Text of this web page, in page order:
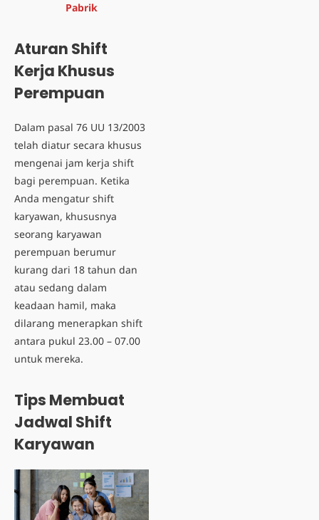
Pabrik
Aturan Shift
Kerja Khusus
Perempuan
Dalam pasal 76 UU 13/2003
telah diatur secara khusus
mengenai jam kerja shift
bagi perempuan. Ketika
Anda mengatur shift
karyawan, khususnya
seorang karyawan
perempuan berumur
kurang dari 18 tahun dan
atau sedang dalam
keadaan hamil, maka
dilarang menerapkan shift
antara pukul 23.00 – 07.00
untuk mereka.
Tips Membuat
Jadwal Shift
Karyawan